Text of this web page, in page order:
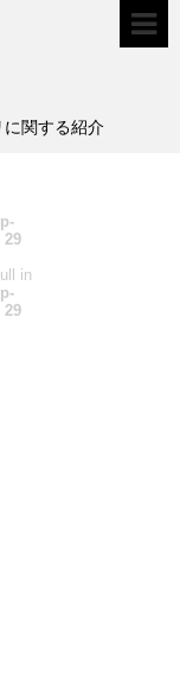
関する紹介
29
in
29